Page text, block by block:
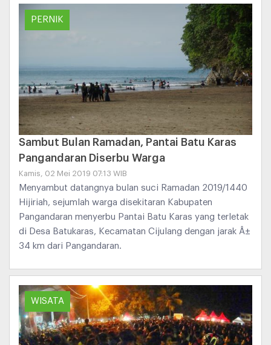
PERNIK
Sambut Bulan Ramadan, Pantai Batu Karas
Pangandaran Diserbu Warga
Kamis, 02 Mei 2019 07:13 WIB
Menyambut datangnya bulan suci Ramadan 2019/1440
Hijiriah, sejumlah warga disekitaran Kabupaten
Pangandaran menyerbu Pantai Batu Karas yang terletak
di Desa Batukaras, Kecamatan Cijulang dengan jarak Â±
34 km dari Pangandaran.
WISATA